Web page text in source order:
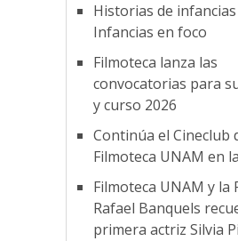
Historias de infancias
Infancias en foco
Filmoteca lanza las
convocatorias para
y curso 2026
Continúa el Cineclub
Filmoteca UNAM en
Filmoteca UNAM y la
Rafael Banquels
primera actriz Silvia